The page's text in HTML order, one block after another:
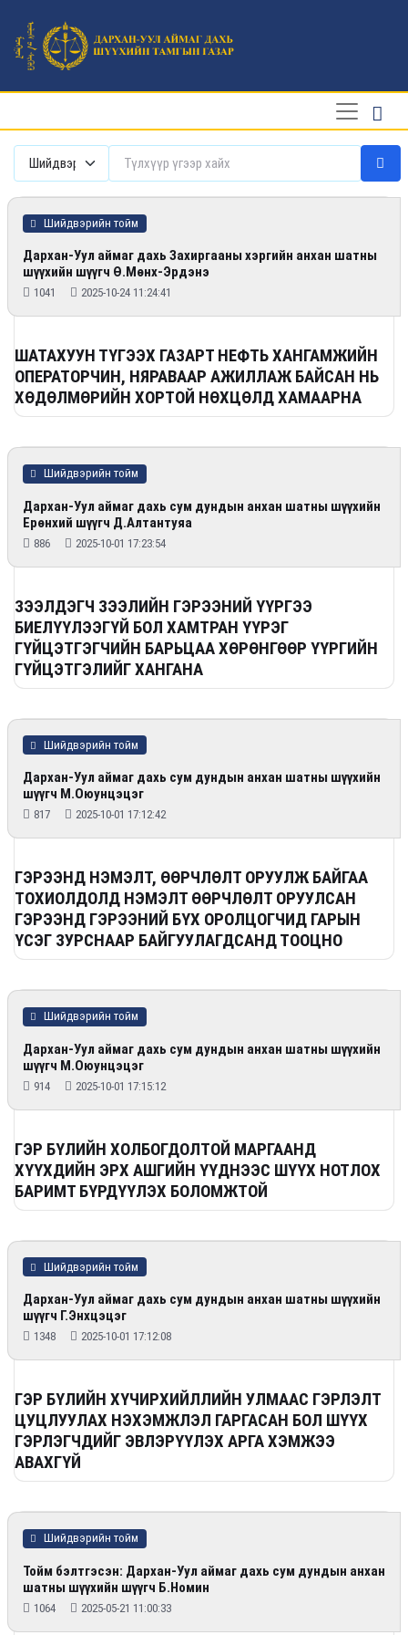
Шийдвэрийн тойм
Дархан-Уул аймаг дахь Захиргааны хэргийн анхан шатны
шүүхийн шүүгч Ө.Мөнх-Эрдэнэ
1041 2025-10-24 11:24:41
ШАТАХУУН ТҮГЭЭХ ГАЗАРТ НЕФТЬ ХАНГАМЖИЙН
ОПЕРАТОРЧИН, НЯРАВААР АЖИЛЛАЖ БАЙСАН НЬ
ХӨДӨЛМӨРИЙН ХОРТОЙ НӨХЦӨЛД ХАМААРНА
Шийдвэрийн тойм
Дархан-Уул аймаг дахь сум дундын анхан шатны шүүхийн
Ерөнхий шүүгч Д.Алтантуяа
886 2025-10-01 17:23:54
ЗЭЭЛДЭГЧ ЗЭЭЛИЙН ГЭРЭЭНИЙ ҮҮРГЭЭ
БИЕЛҮҮЛЭЭГҮЙ БОЛ ХАМТРАН ҮҮРЭГ
ГҮЙЦЭТГЭГЧИЙН БАРЬЦАА ХӨРӨНГӨӨР ҮҮРГИЙН
ГҮЙЦЭТГЭЛИЙГ ХАНГАНА
Шийдвэрийн тойм
Дархан-Уул аймаг дахь сум дундын анхан шатны шүүхийн
шүүгч М.Оюунцэцэг
817 2025-10-01 17:12:42
ГЭРЭЭНД НЭМЭЛТ, ӨӨРЧЛӨЛТ ОРУУЛЖ БАЙГАА
ТОХИОЛДОЛД НЭМЭЛТ ӨӨРЧЛӨЛТ ОРУУЛСАН
ГЭРЭЭНД ГЭРЭЭНИЙ БҮХ ОРОЛЦОГЧИД ГАРЫН
ҮСЭГ ЗУРСНААР БАЙГУУЛАГДСАНД ТООЦНО
Шийдвэрийн тойм
Дархан-Уул аймаг дахь сум дундын анхан шатны шүүхийн
шүүгч М.Оюунцэцэг
914 2025-10-01 17:15:12
ГЭР БҮЛИЙН ХОЛБОГДОЛТОЙ МАРГААНД
ХҮҮХДИЙН ЭРХ АШГИЙН ҮҮДНЭЭС ШҮҮХ НОТЛОХ
БАРИМТ БҮРДҮҮЛЭХ БОЛОМЖТОЙ
Шийдвэрийн тойм
Дархан-Уул аймаг дахь сум дундын анхан шатны шүүхийн
шүүгч Г.Энхцэцэг
1348 2025-10-01 17:12:08
ГЭР БҮЛИЙН ХҮЧИРХИЙЛЛИЙН УЛМААС ГЭРЛЭЛТ
ЦУЦЛУУЛАХ НЭХЭМЖЛЭЛ ГАРГАСАН БОЛ ШҮҮХ
ГЭРЛЭГЧДИЙГ ЭВЛЭРҮҮЛЭХ АРГА ХЭМЖЭЭ
АВАХГҮЙ
Шийдвэрийн тойм
Тойм бэлтгэсэн: Дархан-Уул аймаг дахь сум дундын анхан
шатны шүүхийн шүүгч Б.Номин
1064 2025-05-21 11:00:33